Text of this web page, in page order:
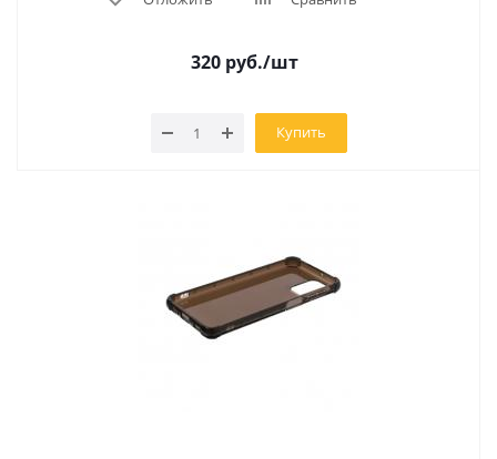
320 руб./шт
Купить